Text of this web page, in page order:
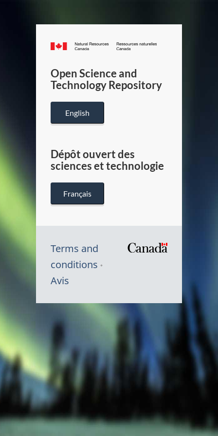
Canada.ca
/
Canada
Open Science and
Technology Repository
English
Dépôt ouvert des
sciences et technologie
Français
Terms and
conditions
Avis
Canada